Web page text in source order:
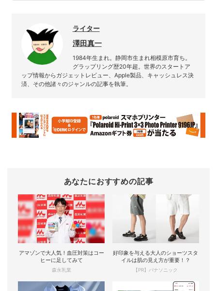
ライター
澤田真一
1984年生まれ。静岡市生まれ相模原市育ち。
グラップリング歴20年超。世界のスタートア
ップ情報からガジェットレビュー、Apple製品、キャッシュレス決
済、その他諸々のジャンルの記事を執筆。
あなたにおすすめの記事
アマゾンで大人気！血圧対策はコー
ヒーに足してみて
森永乳業
好印象を与える大人のショーツスタ
イルは肌の見え方が重要！？
【PR】パナソニック